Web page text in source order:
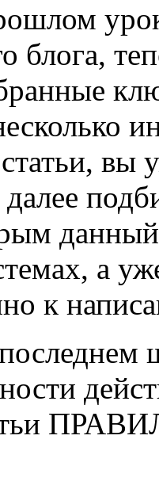
блога,
вы
далее
а
к